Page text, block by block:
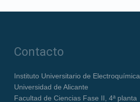
Contacto
Instituto Universitario de Electroquímica
Universidad de Alicante
Facultad de Ciencias Fase II, 4ª planta